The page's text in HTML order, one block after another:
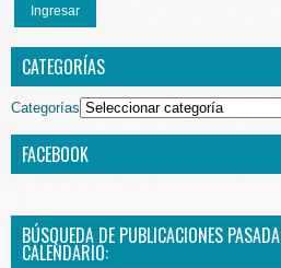
Ingresar
CATEGORÍAS
Categorías
FACEBOOK
BÚSQUEDA DE PUBLICACIONES
CALENDARIO: